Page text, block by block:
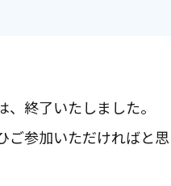
終了いたしました。
参加いただければと思